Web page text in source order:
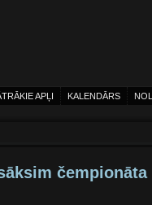
APĻI KALENDĀRS
čempionāta